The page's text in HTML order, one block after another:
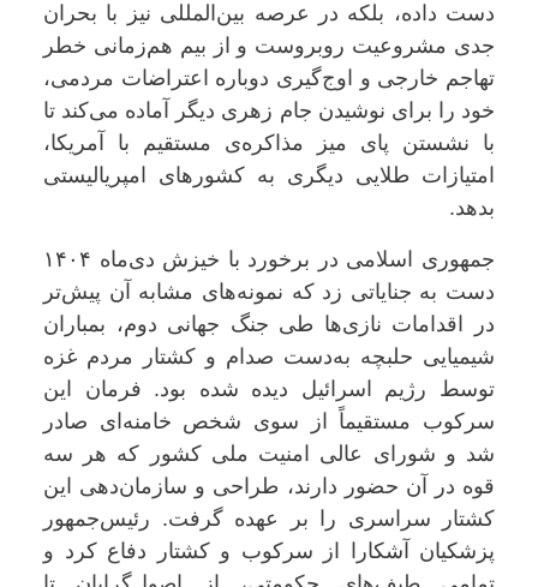
دست داده، بلکه در عرصه‌ بین‌المللی نیز با بحران
جدی مشروعیت روبروست و از بیم هم‌زمانی خطر
تهاجم خارجی و اوج‌گیری دوباره‌ اعتراضات مردمی،
خود را برای نوشیدن جام زهری دیگر آماده می‌کند تا
با نشستن پای میز مذاکره‌ی مستقیم با آمریکا،
امتیازات طلایی دیگری به کشورهای امپریالیستی
بدهد.
جمهوری اسلامی در برخورد با خیزش دی‌ماه ۱۴۰۴
دست به جنایاتی زد که نمونه‌های مشابه آن پیش‌تر
در اقدامات نازی‌ها طی جنگ جهانی دوم، بمباران
شیمیایی حلبچه به‌دست صدام و کشتار مردم غزه
توسط رژیم اسرائیل دیده شده بود. فرمان این
سرکوب مستقیماً از سوی شخص خامنه‌ای صادر
شد و شورای عالی امنیت ملی کشور که هر سه
قوه در آن حضور دارند، طراحی و سازمان‌دهی این
کشتار سراسری را بر عهده گرفت. رئیس‌جمهور
پزشکیان آشکارا از سرکوب و کشتار دفاع کرد و